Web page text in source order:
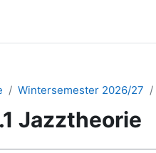
Wintersemester 2026/27
Jazztheorie